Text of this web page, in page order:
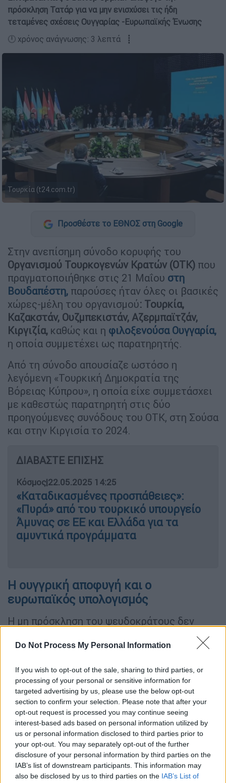
Do Not Process My Personal Information
If you wish to opt-out of the sale, sharing to third parties, or
processing of your personal or sensitive information for
targeted advertising by us, please use the below opt-out
section to confirm your selection. Please note that after your
opt-out request is processed you may continue seeing
interest-based ads based on personal information utilized by
us or personal information disclosed to third parties prior to
your opt-out. You may separately opt-out of the further
disclosure of your personal information by third parties on the
IAB’s list of downstream participants. This information may
also be disclosed by us to third parties on the IAB’s List of
πρόσκληση Τατάρ για να μην ενισχύσει τις ήδη
τεταμένες σχέσεις Ουγγαρίας -Ευρωπαϊκής Ένωσης
🕛 χρόνος ανάγνωσης: 3 λεπτά ┋
Τουρκία (t24.com.tr)
Προσθέστε το ΕΘΝΟΣ στη Google
Στην ανεπίσημη σύνοδο κορυφής του
Οργανισμού Τουρκογενών Κρατών (ΟΤΚ) που
πραγματοποιήθηκε στις 21 Μαΐου στη
Βουδαπέστη, παρούσες ήταν όλες οι βασικές
χώρες-μέλη του οργανισμού: Τουρκία,
Καζακστάν, Ουζμπεκιστάν, Αζερμπαϊτζάν,
Κιργιζία, καθώς και η φιλοξενούσα Ουγγαρία,
η οποία συμμετέχει ως παρατηρητής.
Από τη σύνοδο απουσίαζε ωστόσο η
λεγόμενη «Τουρκική Δημοκρατία της
Βόρειας Κύπρου», η οποία είχε συμμετάσχει
με καθεστώς παρατηρητή στις δύο
προηγούμενες συνόδους του ΟΤΚ, στη Σούσα
και στην Κιργισία το 2024.
ΔΙΑΒΑΣΤΕ ΕΠΙΣΗΣ
Κόσμος|22.05.2025 14:25
«Καταδικασμένες προσπάθειες»:
«Πυρά» από του τουρκικό υπουργείο
Άμυνας σε ΕΕ και Ελλάδα για τα
αμυντικά προγράμματα
Η ουγγρική αποφυγή και ο
ευρωπαϊκός υπολογισμός
Η μη πρόσκληση του ψευδοκράτους δεν
συνοδεύτηκε από καμία επίσημη εξήγηση,
ωστόσο πολιτικοί και διπλωματικοί κύκλοι,
τουρκικού BBC, εκτιμούν πως η κυβέρνηση
του Βίκτορ Όρμπαν απέφυγε τη συμμετοχή
τουΕρσίν Τατάργια να μην ενισχύσει τις ήδη
τεταμένες σχέσεις τηςΟυγγαρίας με την
Ευρωπαϊκή Ένωση, την Κυπριακή Δημοκρατία
και την Ελλάδα.
«Η κυβέρνησηΌρμπανδεν επιθυμεί να
εισέλθει, λόγω του κυπριακού ζητήματος, σε